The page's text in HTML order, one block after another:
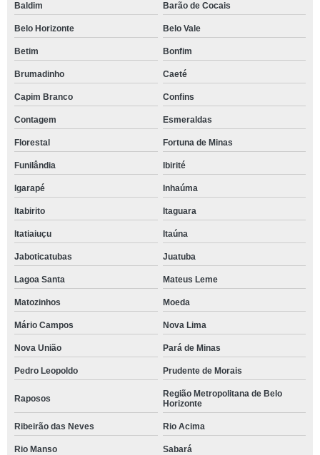
Baldim Barão de Cocais
Belo Horizonte Belo Vale
Betim Bonfim
Brumadinho Caeté
Capim Branco Confins
Contagem Esmeraldas
Florestal Fortuna de Minas
Funilândia Ibirité
Igarapé Inhaúma
Itabirito Itaguara
Itatiaiuçu Itaúna
Jaboticatubas Juatuba
Lagoa Santa Mateus Leme
Matozinhos Moeda
Mário Campos Nova Lima
Nova União Pará de Minas
Pedro Leopoldo Prudente de Morais
Raposos
Região Metropolitana de Belo
Horizonte
Ribeirão das Neves Rio Acima
Rio Manso Sabará